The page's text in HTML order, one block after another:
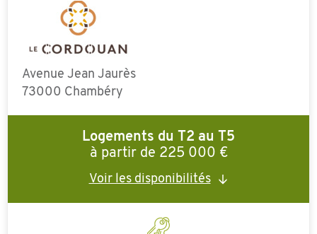
Avenue Jean Jaurès
73000 Chambéry
Logements du T2 au T5
à partir de 225 000 €
Voir les disponibilités